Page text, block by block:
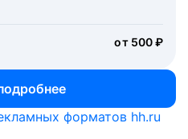
от 500 ₽
форматов hh.ru